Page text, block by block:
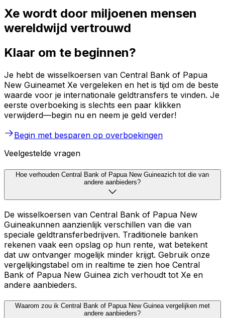
Xe wordt door miljoenen mensen
wereldwijd vertrouwd
Klaar om te beginnen?
Je hebt de wisselkoersen van Central Bank of Papua
New Guineamet Xe vergeleken en het is tijd om de beste
waarde voor je internationale geldtransfers te vinden. Je
eerste overboeking is slechts een paar klikken
verwijderd—begin nu en neem je geld verder!
Begin met besparen op overboekingen
Veelgestelde vragen
Hoe verhouden Central Bank of Papua New Guineazich tot die van
andere aanbieders?
De wisselkoersen van Central Bank of Papua New
Guineakunnen aanzienlijk verschillen van die van
speciale geldtransferbedrijven. Traditionele banken
rekenen vaak een opslag op hun rente, wat betekent
dat uw ontvanger mogelijk minder krijgt. Gebruik onze
vergelijkingstabel om in realtime te zien hoe Central
Bank of Papua New Guinea zich verhoudt tot Xe en
andere aanbieders.
Waarom zou ik Central Bank of Papua New Guinea vergelijken met
andere aanbieders?